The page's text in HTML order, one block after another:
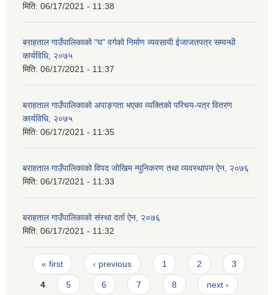
मिति: 06/17/2021 - 11:38
बराहताल गाउँपालिकाको "घ" वर्गको निर्माण व्यवसायी ईजाजतपत्र सम्वन्धी
कार्यविधि, २०७५
मिति: 06/17/2021 - 11:37
बराहताल गाउँपालिकाको अपाङ्गता भएका व्यक्तिको परिचय-पत्र वितरण
कार्यविधि, २०७५
मिति: 06/17/2021 - 11:35
बराहताल गाउँपालिकाको विपद जोखिम न्युनिकरण तथा व्यवस्थापन ऐन, २०७६
मिति: 06/17/2021 - 11:33
बराहताल गाउँपालिकाको संस्था दर्ता ऐन, २०७६
मिति: 06/17/2021 - 11:32
Pages
« first ‹ previous 1 2 3
4 5 6 7 8 next ›